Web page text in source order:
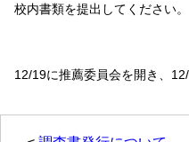
校内書類を提出してください。
12/19に推薦委員会を開き、